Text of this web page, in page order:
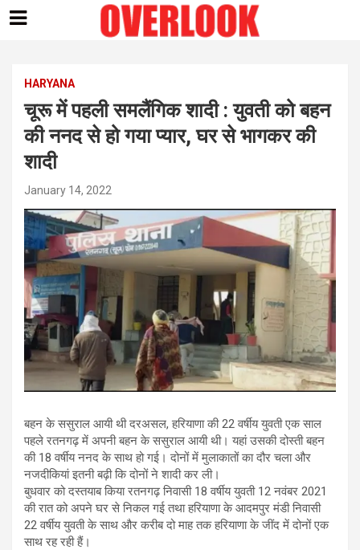
contentHARYANA
चूरू में पहली समलैंगिक शादी : युवती को बहन
की ननद से हो गया प्यार, घर से भागकर की
शादी
January 14, 2022
बहन के ससुराल आयी थी दरअसल, हरियाणा की 22 वर्षीय युवती एक साल
पहले रतनगढ़ में अपनी बहन के ससुराल आयी थी। यहां उसकी दोस्ती बहन
की 18 वर्षीय ननद के साथ हो गई। दोनों में मुलाकातों का दौर चला और
नजदीकियां इतनी बढ़ी कि दोनों ने शादी कर ली।
बुधवार को दस्‍तयाब किया रतनगढ़ निवासी 18 वर्षीय युवती 12 नवंबर 2021
की रात को अपने घर से निकल गई तथा हरियाणा के आदमपुर मंडी निवासी
22 वर्षीय युवती के साथ और करीब दो माह तक हरियाणा के जींद में दोनों एक
साथ रह रही हैं।